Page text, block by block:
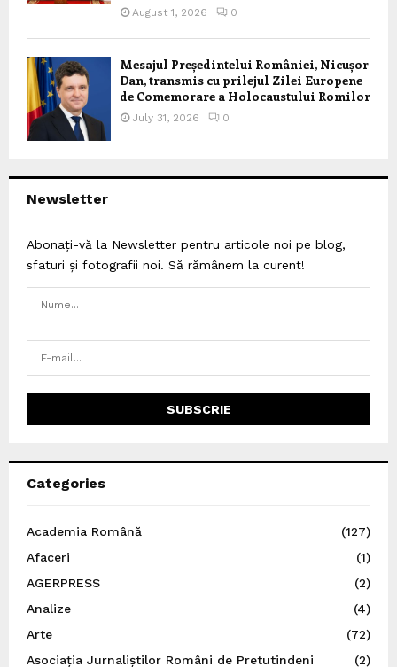
August 1, 2026 0
Mesajul Președintelui României, Nicușor
Dan, transmis cu prilejul Zilei Europene
de Comemorare a Holocaustului Romilor
July 31, 2026 0
Newsletter
Abonați-vă la Newsletter pentru articole noi pe blog,
sfaturi și fotografii noi. Să rămânem la curent!
Categories
Academia Română
(127)
Afaceri
(1)
AGERPRESS
(2)
Analize
(4)
Arte
(72)
Asociația Jurnaliștilor Români de Pretutindeni
(2)